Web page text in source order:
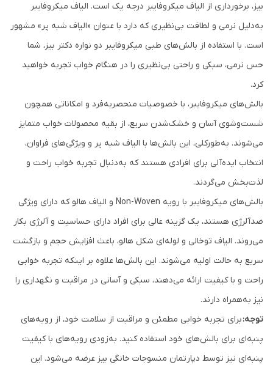
بیز، برخورداری از الیاف میکروفایبر درجه یک است. الیاف میکروفایبر
به‌دلیل نرمی و لطافت بی‌نظیری که دارد با عنوان «الیاف شبه پر» مشهور
است. با استفاده از بالش‌های طبی میکروفایبر دو نواره دکتر بیز، شما
حس نرمی، سبکی و راحتی بی‌نظیری را در هنگام خواب تجربه خواهید
کرد.
بالش‌های میکروفایبر، با خصوصیات منحصربه‌فرد و امکاناتی همچون
شست‌وشوی آسان و خشک‌شدن سریع، از بقیه محصولات خواب متمایز
می‌شوند. به‌طورکلی، این بالش‌ها با الیاف شبه پر و ویژگی‌های فراوان،
انتخاب ایده‌آلی برای افرادی هستند که به‌دنبال تجربه خواب راحت و
لذت‌بخش می‌گردند.
بالش‌های میکروفایبر با رویه Non-Woven و الیاف هالو که دارای ویژگی
ضدآلرژی هستند، یک گزینه عالی برای افراد دارای حساسیت و آلرژی بکار
می‌روند. الیاف توخالی و لوله‌ای شکل هالو، باعث افزایش حجم و بازگشت
سریع به حالت ‌اولیه می‌شوند. این بالش‌ها علاوه بر اینکه تجربه خوابی
راحت و با کیفیت ارائه می‌دهند، سبکی و آسانی در مراقبت و نگهداری را
نیز به‌همراه دارند.
توجه:برای تجربه خوابی مطمئن و مراقبت از سلامت خود، از رویه‌های
پنبه‌ای برای بالش‌های خود استفاده کنید. به‌زودی رویه‌های با کیفیت
پنبه‌ای نیز توسط دپارتمان منسوجات خانگی بیز عرضه می‌شود. این